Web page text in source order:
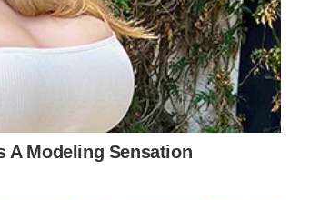
a contratilidade correta das fibras
treino fornecem o suporte energético